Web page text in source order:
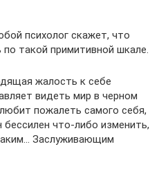
психолог скажет, что
такой примитивной шкале.
жалость к себе
видеть мир в черном
пожалеть самого себя,
бессилен что-либо изменить,
Заслуживающим